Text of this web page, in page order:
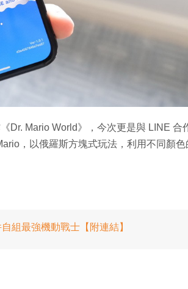
Dr. Mario World》，今次更是與 LINE 合
，以俄羅斯方塊式玩法，利用不同顏色
組最強機動戰士【附連結】